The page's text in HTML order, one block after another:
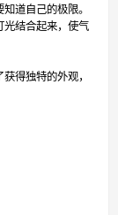
道自己的极限。
结合起来，使气
得独特的外观，